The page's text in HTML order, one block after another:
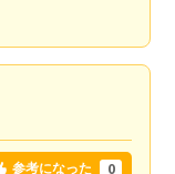
参考になった 0